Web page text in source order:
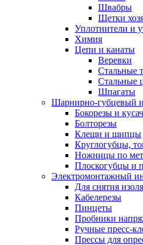
Швабры
Щетки
Уплотнители и
Химия
Цепи и канаты
Веревки
Стальные
Стальные
Шпагаты
Шарнирно-губцевый
Бокорезы и
Болторезы
Клещи и щипцы
Круглогубцы,
Ножницы по
Плоскогубцы и
Электромонтажный
Для снятия
Кабелерезы
Пинцеты
Пробники
Ручные пресс-
Прессы для